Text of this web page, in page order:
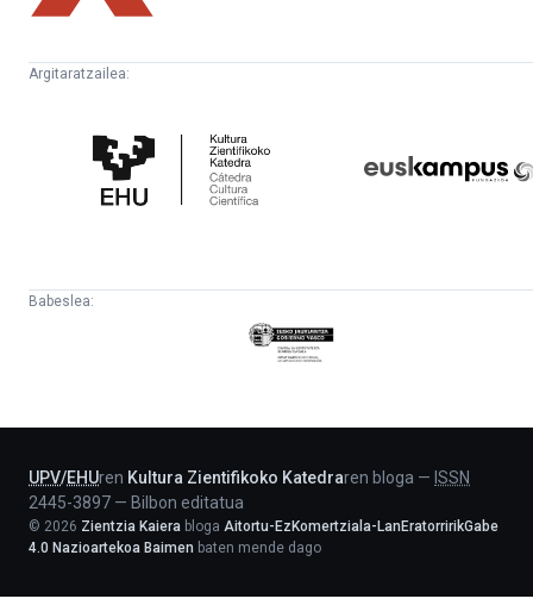
Argitaratzailea:
Zientifikoko
Katedra
Babeslea:
Eusko
Jaurlaritza
UPV/EHUren Kultura Zientifikoko Katedraren bloga — ISSN
2445-3897 — Bilbon editatua
© 2026 Zientzia Kaiera bloga Aitortu-EzKomertziala-LanEratorririkGabe
4.0 Nazioartekoa Baimen baten mende dago